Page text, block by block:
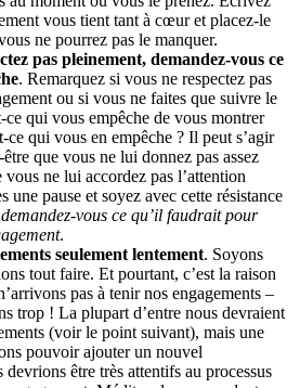
vous tient tant à cœur et placez-le
ne pourrez pas le manquer.
pas pleinement, demandez-vous ce
. Remarquez si vous ne respectez pas
ou si vous ne faites que suivre le
ce qui vous empêche de vous montrer
ce qui vous en empêche ? Il peut s’agir
que vous ne lui donnez pas assez
vous ne lui accordez pas l’attention
une pause et soyez avec cette résistance
demandez-vous ce qu’il faudrait pour
.
seulement lentement. Soyons
tout faire. Et pourtant, c’est la raison
pas à tenir nos engagements –
trop ! La plupart d’entre nous devraient
(voir le point suivant), mais une
pouvoir ajouter un nouvel
être très attentifs au processus